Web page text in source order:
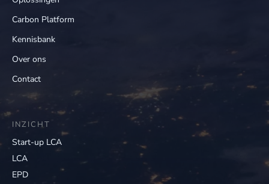
Carbon Platform
Kennisbank
Over ons
Contact
INZICHT
Start-up LCA
LCA
EPD